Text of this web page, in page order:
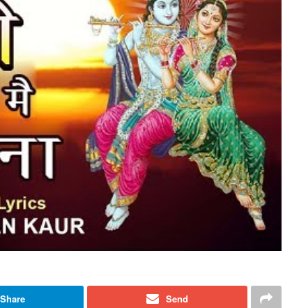
Share Send